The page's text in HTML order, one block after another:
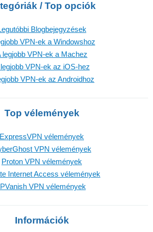
/ Top opciók
Blogbejegyzések
VPN-ek a Windowshoz
legjobb VPN-ek a Machez
VPN-ek az iOS-hez
VPN-ek az Androidhoz
Top vélemények
ExpressVPN vélemények
VPN vélemények
Proton VPN vélemények
Internet Access vélemények
VPN vélemények
Információk